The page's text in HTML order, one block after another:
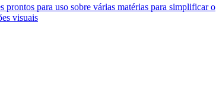
prontos para uso sobre várias matérias para simplificar o
visuais